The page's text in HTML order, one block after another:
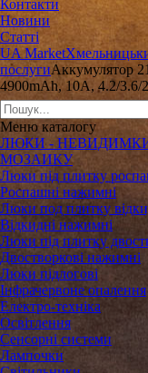
Контакти
Новини
Статті
UA Market
послугиАккумулятор
4900mAh, 10A, 4.2/3.6/
Меню каталогу
ЛЮКИ - НЕВИДИМКИ
МОЗАИКУ
Люки під плитку
Роспашні нажимні
Люки под плитку
Відкидні нажимні
Люки під плитку
Двостворкові нажимні
Люки підлогові
Інфрачервоне опалення
Електро-техніка
Освітлення
Сенсорні системи
Лампочки